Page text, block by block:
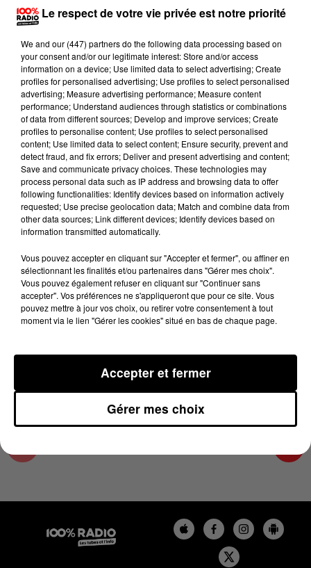
Lecture (20 min 49 sec)
100%
100% Radio l'agenda du sud Tarn
24 avril 2024 - 20 min 49 sec
L'AGENDA DU SUD TARN DU 24/04/2024 À
10H42
L'AGENDA DU SUD TARN
Le respect de votre vie privée est notre priorité
We and our (447) partnersdo the following data processing based on
your consent and/or our legitimate interest: Store and/or access
information on a device; Use limited data to select advertising; Create
profiles for personalised advertising; Use profiles to select personalised
advertising; Measure advertising performance; Measure content
performance; Understand audiences through statistics or combinations
of data from different sources; Develop and improve services; Create
profiles to personalise content; Use profiles to select personalised
content; Use limited data to select content; Ensure security, prevent and
detect fraud, and fix errors; Deliver and present advertising and content;
Save and communicate privacy choices. These technologies may
process personal data such as IP address and browsing data to offer
following functionalities: Identify devices based on information actively
requested; Use precise geolocation data; Match and combine data from
other data sources; Link different devices; Identify devices based on
information transmitted automatically.
Vous pouvez accepter en cliquant sur "Accepter et fermer", ou affiner en
sélectionnant les finalités et/ou partenaires dans "Gérer mes choix".
Vous pouvez également refuser en cliquant sur "Continuer sans
accepter". Vos préférences ne s'appliqueront que pour ce site. Vous
pouvez mettre à jour vos choix, ou retirer votre consentement à tout
moment via le lien "Gérer les cookies" situé en bas de chaque page.
Gérer mes choix
Accepter et fermer